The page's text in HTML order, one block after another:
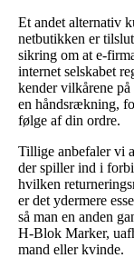
Et andet alternativ
netbutikken er
sikring om at e-
internet selskabet
kender vilkårene
en håndsrækning,
følge af din ordre.
Tillige anbefaler vi
der spiller ind i
hvilken
er det ydermere
så man en anden
H-Blok Marker,
mand eller kvinde.